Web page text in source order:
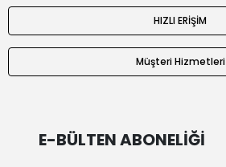
HIZLI ERİŞİM
Müşteri Hizmetleri
E-BÜLTEN ABONELİĞİ